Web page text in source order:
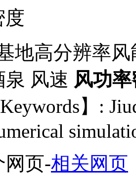
度
地高分辨率风
风速 风功
】:
网页-相关网页